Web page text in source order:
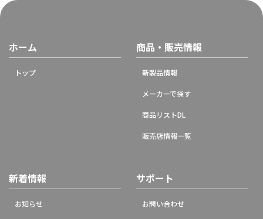
ホーム
トップ
商品・販売情報
新製品情報
メーカーで探す
商品リストDL
販売店情報一覧
新着情報
お知らせ
サポート
お問い合わせ